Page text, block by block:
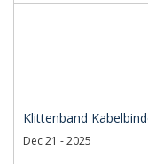
Klittenband
Dec 21 - 2025